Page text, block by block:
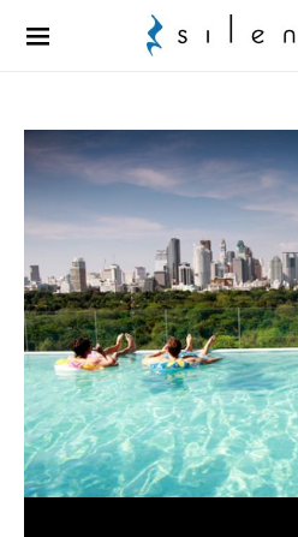
Search for: